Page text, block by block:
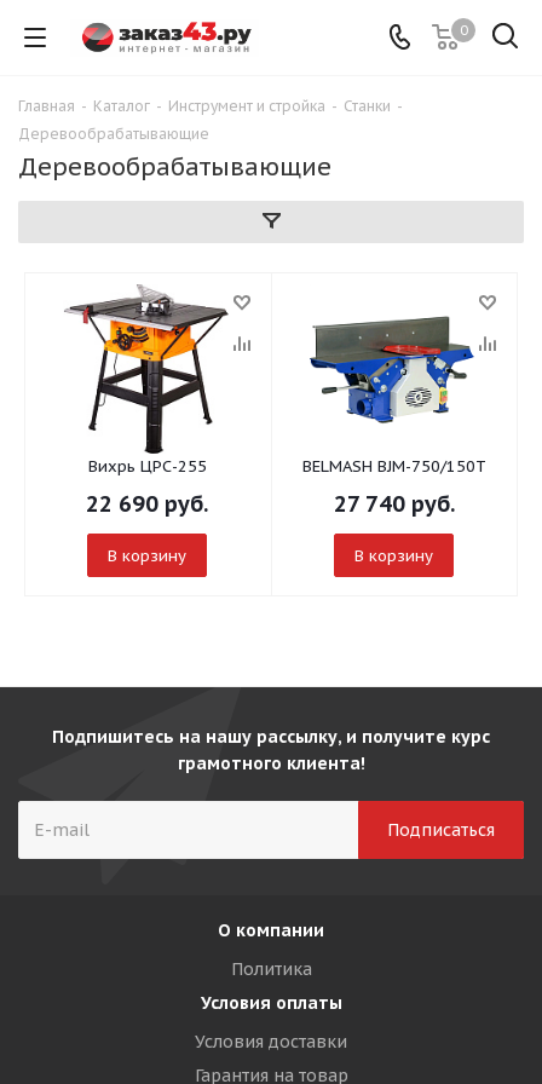
0
Главная - Каталог - Инструмент и стройка - Станки -
Деревообрабатывающие
Деревообрабатывающие
Вихрь ЦРС-255
22 690 руб.
В корзину
BELMASH BJM-750/150T
27 740руб.
В корзину
Подпишитесь на нашу рассылку, и получите курс
грамотного клиента!
О компании
Политика
Условия оплаты
Условия доставки
Гарантия на товар